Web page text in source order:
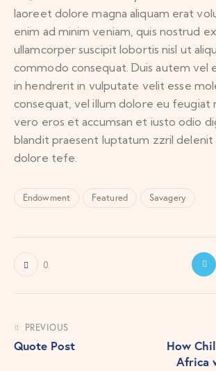
laoreet dolore magna aliquam erat
enim ad minim veniam, quis nostrud
ullamcorper suscipit lobortis nisl ut
commodo consequat. Duis autem vel
in hendrerit in vulputate velit esse
consequat, vel illum dolore eu feugiat
vero eros et accumsan et iusto odio
blandit praesent luptatum zzril delenit
dolore tefe.
Endowment Featured Savagery
0
PREVIOUS
Quote Post
How
Africa